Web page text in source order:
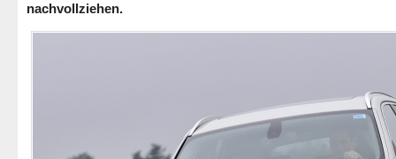
nachvollziehen.